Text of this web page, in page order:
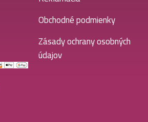
Obchodné podmienky
Zásady ochrany osobných
údajov